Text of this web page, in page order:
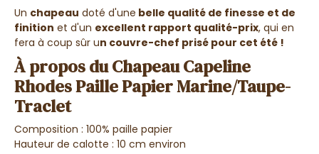
Un chapeau doté d'une belle qualité de finesse et de
finition et d'un excellent rapport qualité-prix, qui en
fera à coup sûr un couvre-chef prisé pour cet été !
À propos du Chapeau Capeline
Rhodes Paille Papier Marine/Taupe-
Traclet
Composition : 100% paille papier
Hauteur de calotte : 10 cm environ